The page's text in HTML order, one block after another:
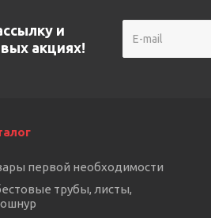
и
акциях!
первой необходимости
трубы, листы,